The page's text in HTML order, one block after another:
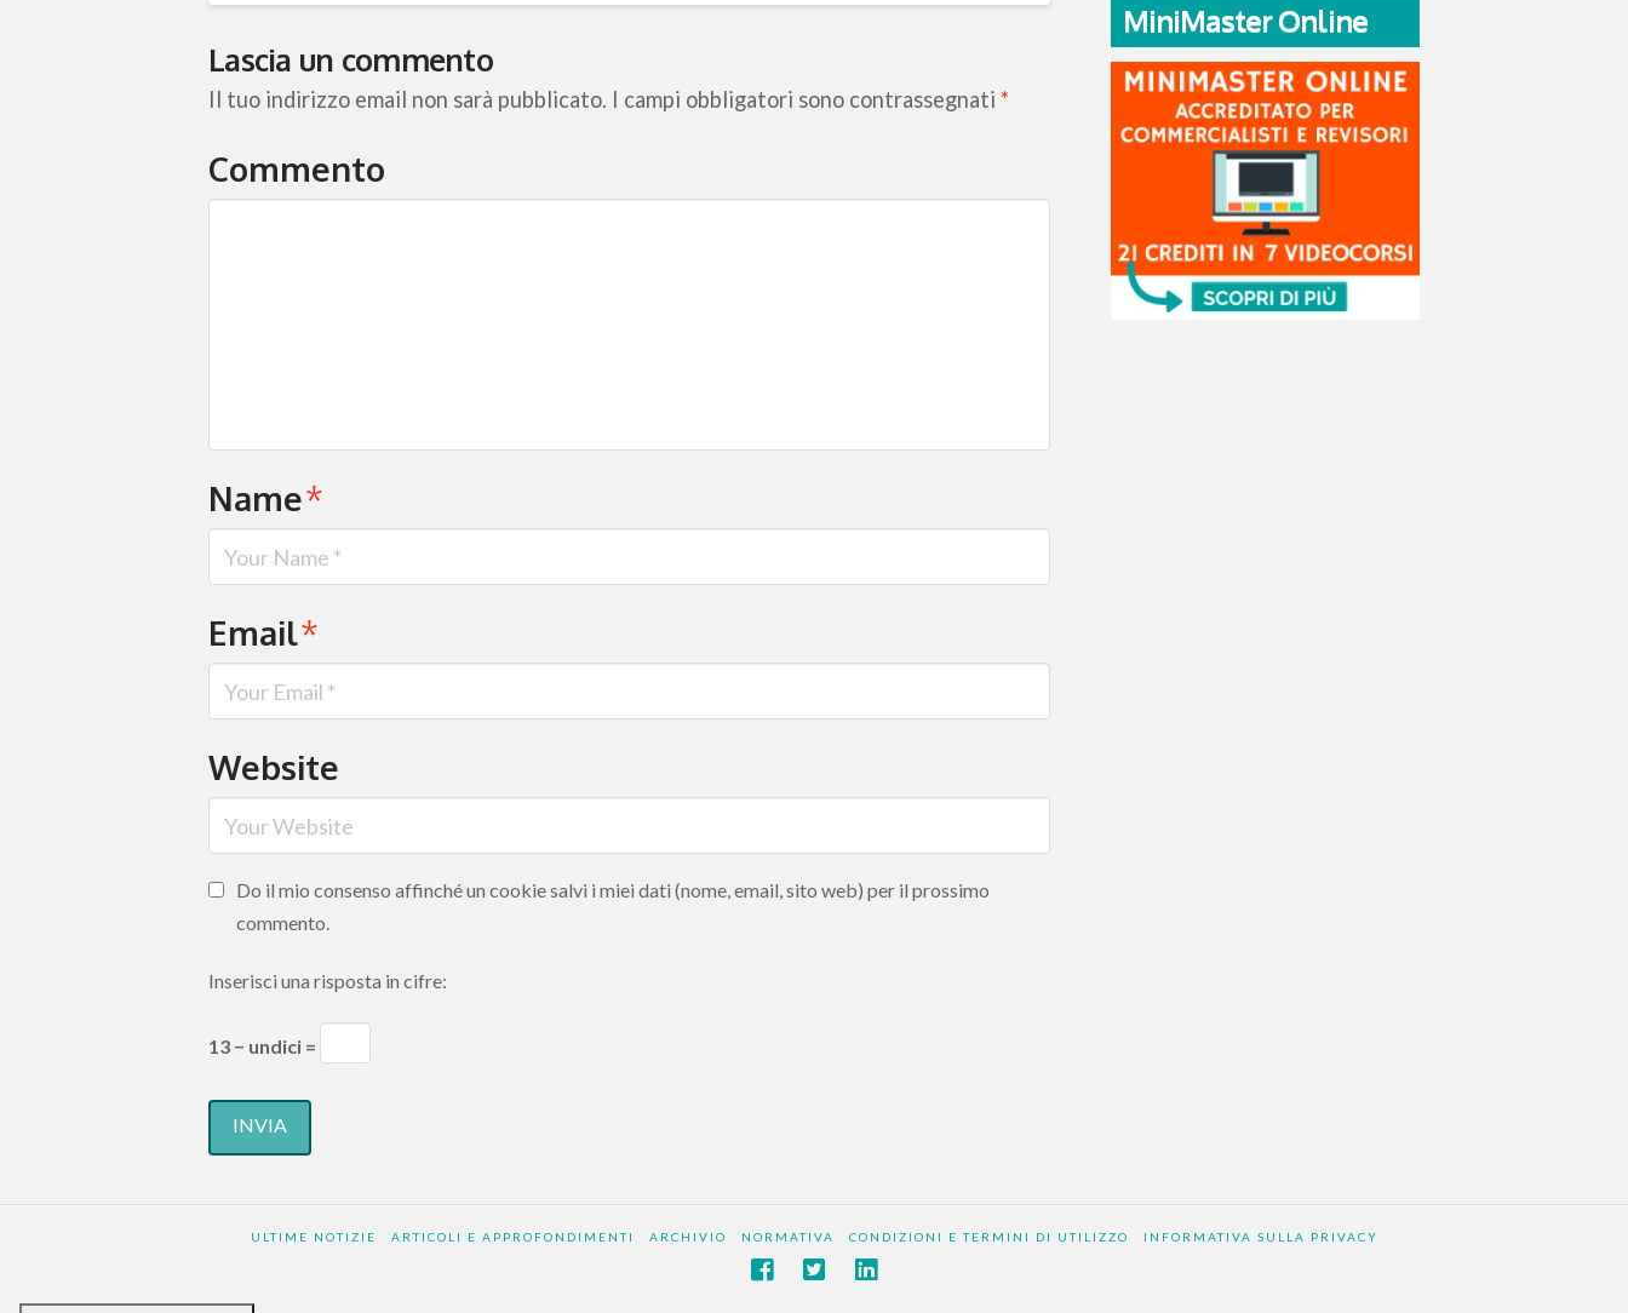
Lascia un commento
Il tuo indirizzo email non sarà pubblicato. I campi obbligatori sono contrassegnati *
Commento
Name*
Email*
Website
Do il mio consenso affinché un cookie salvi i miei dati (nome, email, sito web) per il prossimo
commento.
Inserisci una risposta in cifre:
13 − undici =
MiniMaster Online
ULTIME NOTIZIE ARTICOLI E APPROFONDIMENTI ARCHIVIO NORMATIVA CONDIZIONI E TERMINI DI UTILIZZO INFORMATIVA SULLA PRIVACY